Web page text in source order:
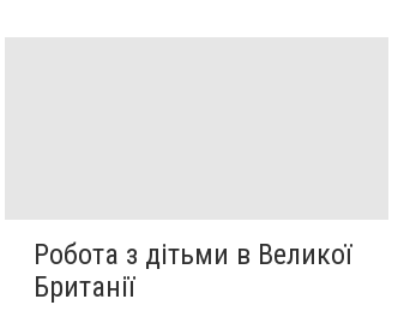
Робота з дітьми в Великої
Британії